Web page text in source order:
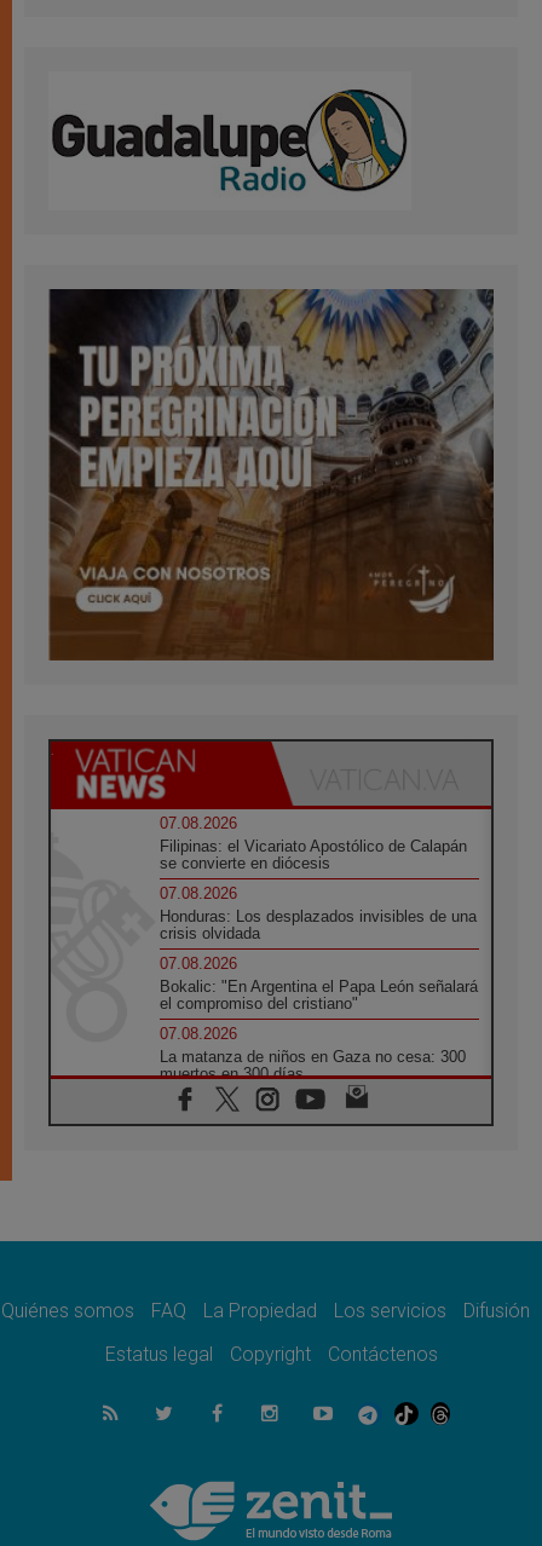
07.08.2026
Filipinas: el Vicariato Apostólico de Calapán
se convierte en diócesis
07.08.2026
Honduras: Los desplazados invisibles de una
crisis olvidada
07.08.2026
Bokalic: "En Argentina el Papa León señalará
el compromiso del cristiano"
07.08.2026
La matanza de niños en Gaza no cesa: 300
muertos en 300 días
07.08.2026
Tagle: La guerra desfigura el mundo, solo la
como misión al servicio del Evangelio
SIGNIS 2026, dar voz a las religiosas en el
07.08.2026
Lanzan un proyecto de empoderamiento
Programa oficial del Viaje Apostólico del
Papa León XIV a Francia
Quiénes somos FAQ La Propiedad Los servicios
Difusión
Estatus legal
Copyright Contáctenos